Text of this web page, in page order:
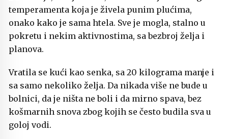
temperamenta koja je živela punim plućima,
onako kako je sama htela. Sve je mogla, stalno u
pokretu i nekim aktivnostima, sa bezbroj želja i
planova.
Vratila se kući kao senka, sa 20 kilograma manje i
sa samo nekoliko želja. Da nikada više ne bude u
bolnici, da je ništa ne boli i da mirno spava, bez
košmarnih snova zbog kojih se često budila sva u
goloj vodi.